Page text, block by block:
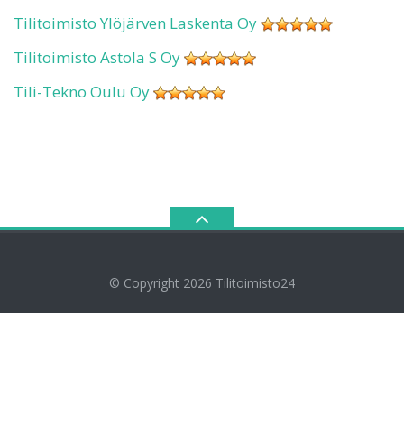
Tilitoimisto Ylöjärven Laskenta Oy
Tilitoimisto Astola S Oy
Tili-Tekno Oulu Oy
© Copyright 2026 Tilitoimisto24